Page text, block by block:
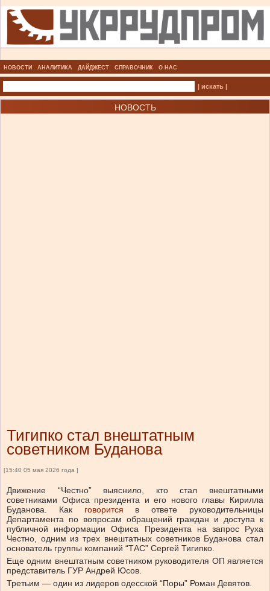
НОВОСТИ АНАЛИТИКА ДАЙДЖЕСТ СПРАВОЧНИК О НАС
| искать |
НОВОСТЬ
Тигипко стал внештатным
советником Буданова
[15:40 05 мая 2026 года ]
Движение “Честно” выяснило, кто стал внештатными
советниками Офиса президента и его нового главы Кирилла
Буданова.
Как говорится
в ответе руководительницы
Департамента по вопросам обращений граждан и доступа к
публичной информации Офиса Президента на запрос Руха
Честно, одним из трех внештатных советников Буданова стал
основатель группы компаний “ТАС” Сергей Тигипко.
Еще одним внештатным советником руководителя ОП является
представитель ГУР Андрей Юсов.
Третьим — один из лидеров одесской “Поры” Роман Девятов.